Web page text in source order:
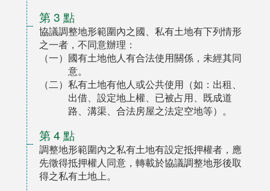
第 3 點
協議調整地形範圍內之國、私有土地有下列情形
之一者，不同意辦理：
（一）國有土地他人有合法使用關係，未經其同
意。
（二）私有土地有他人或公共使用（如：出租、
出借、設定地上權、已被占用、既成道
路、溝渠、合法房屋之法定空地等）。
第 4 點
調整地形範圍內之私有土地有設定抵押權者，應
先徵得抵押權人同意，轉載於協議調整地形後取
得之私有土地上。